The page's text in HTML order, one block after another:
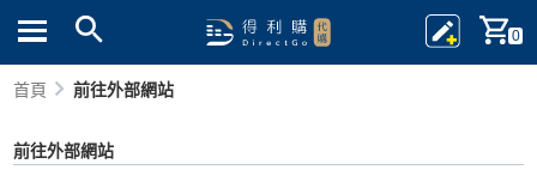
0
首頁 前往外部網站
前往外部網站